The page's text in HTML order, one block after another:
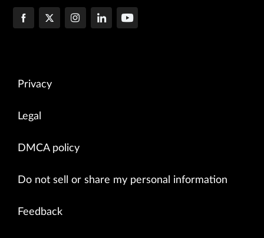
Privacy
Legal
DMCA policy
Do not sell or share my personal information
Feedback